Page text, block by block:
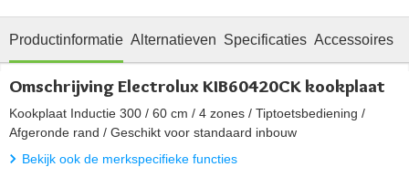
Productinformatie Alternatieven Specificaties Accessoires
Omschrijving Electrolux KIB60420CK kookplaat
Kookplaat Inductie 300 / 60 cm / 4 zones / Tiptoetsbediening /
Afgeronde rand / Geschikt voor standaard inbouw
Bekijk ook de merkspecifieke functies